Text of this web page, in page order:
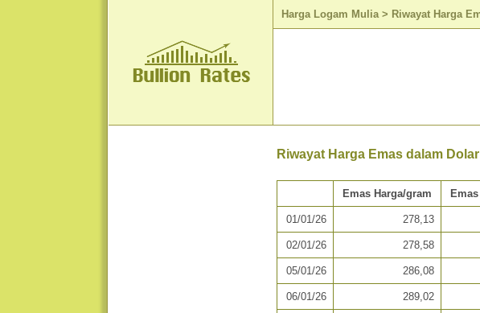
Harga Logam Mulia > Riwayat Harga
Riwayat Harga Emas dalam
Emas Harga/gram
01/01/26 278,13
02/01/26 278,58
05/01/26 286,08
06/01/26 289,02